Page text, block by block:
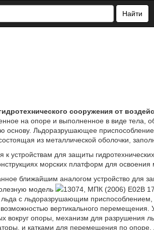
Найти
сооружения от
на опоре и выполненное в виде тела,
Льдоразрушающее приспособление
из металлической оболочки,
к устройствам для защиты
морских платформ для
ближайшим аналогом устройство для
модель
13074, МПК (2006) E02B
с льдоразрушающим приспособлением,
вертикального перемещения.
вокруг опоры, механизм для разрушения
и катками для перемещения по